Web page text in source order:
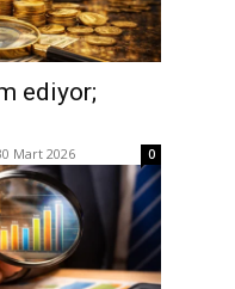
ediyor;
Mart 2026 0